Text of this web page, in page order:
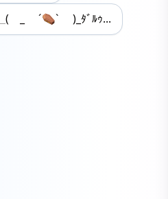
＿( _ ´⚰︎` )_ﾀﾞﾙｩ...